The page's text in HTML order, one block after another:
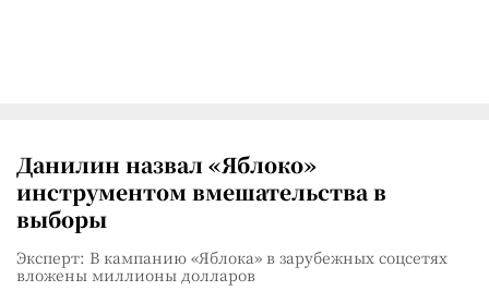
Данилин назвал «Яблоко»
инструментом вмешательства в
выборы
Эксперт: В кампанию «Яблока» в зарубежных соцсетях
вложены миллионы долларов